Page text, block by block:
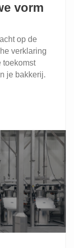
vorm
op de
verklaring
toekomst
je bakkerij.